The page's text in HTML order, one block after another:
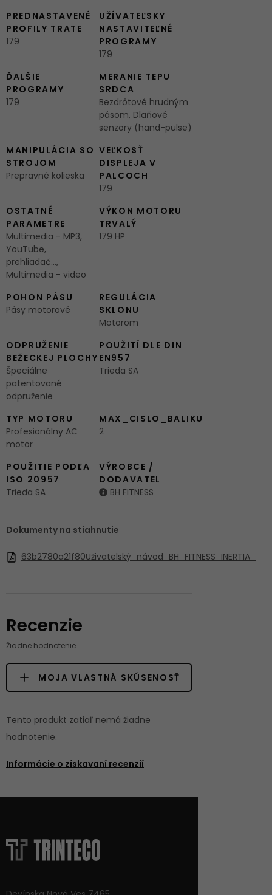
PREDNASTAVENÉ
PROFILY TRATE
179
UŽÍVATEĽSKY
NASTAVITEĽNÉ
PROGRAMY
179
ĎALŠIE
PROGRAMY
179
MERANIE TEPU
SRDCA
Bezdrôtové hrudným
pásom, Dlaňové
senzory (hand-pulse)
MANIPULÁCIA SO
STROJOM
Prepravné kolieska
VEĽKOSŤ
DISPLEJA V
PALCOCH
179
OSTATNÉ
PARAMETRE
Multimedia - MP3,
YouTube,
prehliadač...,
Multimedia - video
VÝKON MOTORU
TRVALÝ
179 HP
POHON PÁSU
Pásy motorové
REGULÁCIA
SKLONU
Motorom
ODPRUŽENIE
BEŽECKEJ PLOCHY
Špeciálne
patentované
odpruženie
POUŽITÍ DLE DIN
EN957
Trieda SA
TYP MOTORU
Profesionálny AC
motor
MAX_CISLO_BALIKU
2
POUŽITIE PODĽA
ISO 20957
Trieda SA
VÝROBCE /
DODAVATEL
BH FITNESS
Dokumenty na stiahnutie
63b2780a21f80Uživatelský_návod_BH_FITNESS_INERTIA_
Recenzie
Žiadne hodnotenie
MOJA VLASTNÁ SKÚSENOSŤ
Tento produkt zatiaľ nemá žiadne
hodnotenie.
Informácie o získavaní recenzií